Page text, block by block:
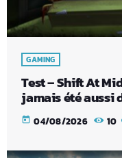
GAMING
Test – Shift At
today 04/08/2026 10